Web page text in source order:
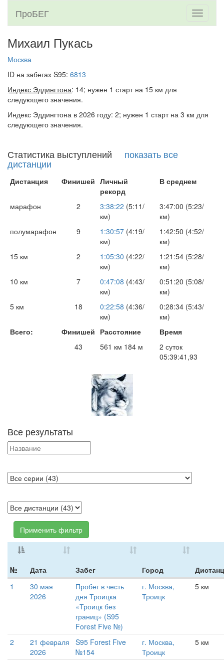
Toggle
ПроБЕГ
Михаил Пукась
Москва
ID на забегах S95: 6813
Индекс Эддингтона: 14; нужен 1 старт на 15 км для
следующего значения.
Индекс Эддингтона в 2026 году: 2; нужен 1 старт на 3 км для
следующего значения.
Статистика выступлений показать все
дистанции
Дистанция Финишей Личный
рекорд
В среднем
марафон 2 3:38:22 (5:11/
км)
3:47:00 (5:23/
км)
полумарафон
9 1:30:57 (4:19/
км)
1:42:50 (4:52/
км)
15 км
2 1:05:30 (4:22/
км)
1:21:54 (5:28/
км)
10 км
7 0:47:08 (4:43/
км)
0:51:20 (5:08/
км)
5 км
18 0:22:58 (4:36/
км)
0:28:34 (5:43/
км)
Всего:
Финишей Расстояние
Время
43
561 км 184 м
2 суток
05:39:41,93
Все результаты
Применить фильтр
№ Дата Забег Город
1
30 мая
2026
Пробег в честь
дня Троицка
«Троицк без
границ» (S95
Forest Five №)
г. Москва,
Троицк
5 км
2
21 февраля
2026
S95 Forest Five
№154
г. Москва,
Троицк
5 км